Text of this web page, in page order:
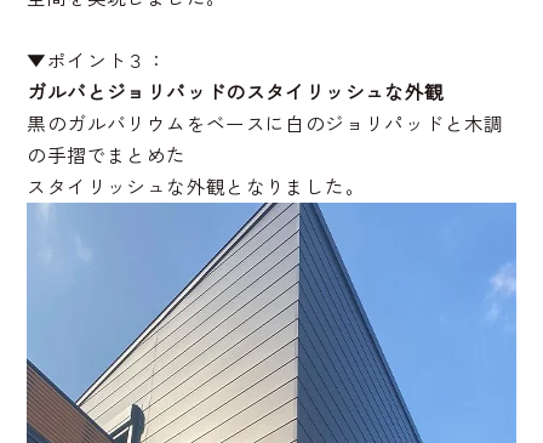
▼ポイント３：
ガルバとジョリパッドのスタイリッシュな外観
黒のガルバリウムをベースに白のジョリパッドと木調
の手摺でまとめた
スタイリッシュな外観となりました。